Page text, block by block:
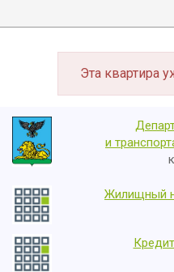
Эта квартира
и
Жилищный